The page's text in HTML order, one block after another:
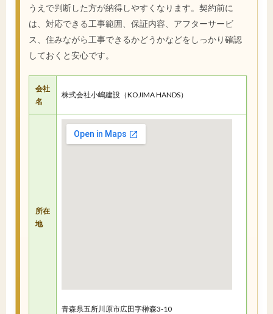
うえで判断した方が納得しやすくなります。契約前に
は、対応できる工事範囲、保証内容、アフターサービ
ス、住みながら工事できるかどうかなどをしっかり確認
しておくと安心です。
会社
名
株式会社小嶋建設（KOJIMA HANDS）
所在
地
青森県五所川原市広田字榊森3-10